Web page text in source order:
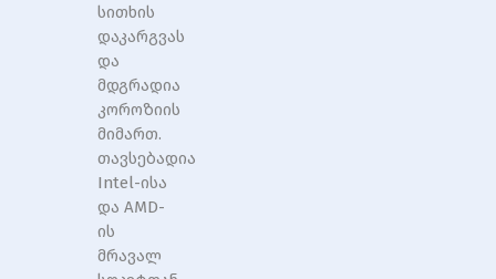
სითხის
დაკარგვას
და
მდგრადია
კოროზიის
მიმართ.
თავსებადია
Intel-ისა
და AMD-
ის
მრავალ